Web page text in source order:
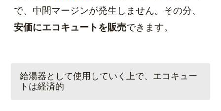
で、中間マージンが発生しません。その分、
安価にエコキュートを販売できます。
給湯器として使用していく上で、エコキュー
トは経済的